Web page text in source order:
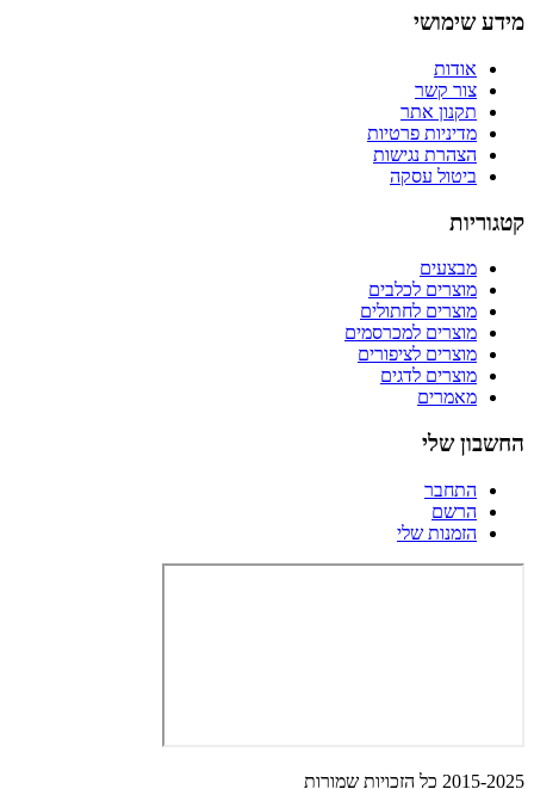
מידע שימושי
אודות
צור קשר
תקנון אתר
מדיניות פרטיות
הצהרת נגישות
ביטול עסקה
קטגוריות
מבצעים
מוצרים לכלבים
מוצרים לחתולים
מוצרים למכרסמים
מוצרים לציפורים
מוצרים לדגים
מאמרים
החשבון שלי
התחבר
הרשם
הזמנות שלי
2015-2025 כל הזכויות שמורות